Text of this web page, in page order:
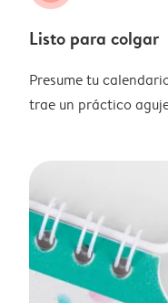
Listo para colgar
Presume tu
trae un práctico